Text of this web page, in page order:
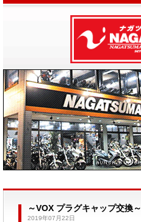
～VOX プラグキャップ交換～
2019年07月22日